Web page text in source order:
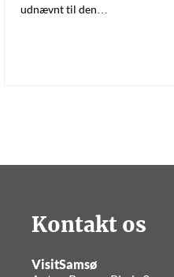
udnævnt til den…
Kontakt os
VisitSamsø